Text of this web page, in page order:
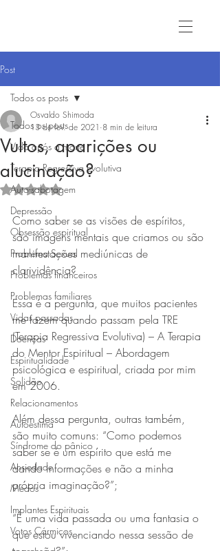
Post
Todos os posts
Vida após a morte
Terapia Regressiva Evolutiva
Auto-sabotagem
Depressão
Obsessão espiritual
Problema Sexual
Problemas financeiros
Problemas familiares
Vidas passadas
Doenças
Espiritualidade
Solidão
Relacionamentos
Autoestima
Síndrome do pânico
Ansiedade
Medos
Implantes Espirituais
Votos Cármicos
Todos os posts
Vultos, aparições ou
alucinação?
Osvaldo Shimoda
13 de fev. de 2021 8 min de leitura
Avaliado com NaN de 5 estrelas.
Como saber se as visões de espíritos,
são imagens mentais que criamos ou são
manifestações mediúnicas de
clarividência?
Essa é a pergunta, que muitos pacientes
me fazem quando passam pela TRE
(Terapia Regressiva Evolutiva) – A Terapia
do Mentor Espiritual – Abordagem
psicológica e espiritual, criada por mim
em 2006.
Além dessa pergunta, outras também,
são muito comuns: “Como podemos
saber se é um espírito que está me
dando informações e não a minha
própria imaginação?”;
“É uma vida passada ou uma fantasia o
que estou vivenciando nessa sessão de